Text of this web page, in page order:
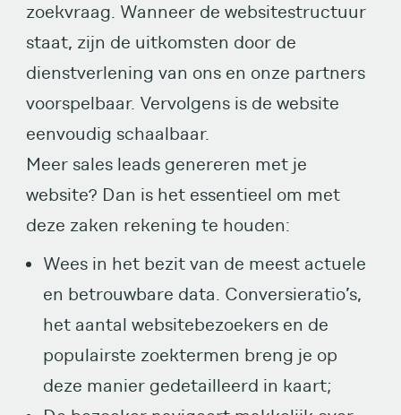
zoekvraag. Wanneer de websitestructuur
staat, zijn de uitkomsten door de
dienstverlening van ons en onze partners
voorspelbaar. Vervolgens is de website
eenvoudig schaalbaar.
Meer sales leads genereren met je
website? Dan is het essentieel om met
deze zaken rekening te houden:
Wees in het bezit van de meest actuele
en betrouwbare data. Conversieratio’s,
het aantal websitebezoekers en de
populairste zoektermen breng je op
deze manier gedetailleerd in kaart;